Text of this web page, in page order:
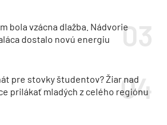
bola vzácna dlažba. Nádvorie
dostalo novú energiu
pre stovky študentov? Žiar nad
prilákať mladých z celého regiónu